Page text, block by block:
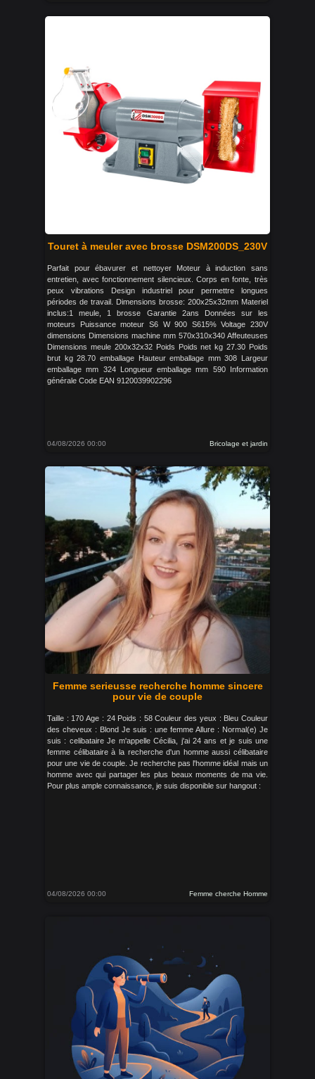
Touret à meuler avec brosse DSM200DS_230V
Parfait pour ébavurer et nettoyer Moteur à induction sans
entretien, avec fonctionnement silencieux. Corps en fonte, très
peux vibrations Design industriel pour permettre longues
périodes de travail. Dimensions brosse: 200x25x32mm Materiel
inclus:1 meule, 1 brosse Garantie 2ans Données sur les
moteurs Puissance moteur S6 W 900 S615% Voltage 230V
dimensions Dimensions machine mm 570x310x340 Affeuteuses
Dimensions meule 200x32x32 Poids Poids net kg 27.30 Poids
brut kg 28.70 emballage Hauteur emballage mm 308 Largeur
emballage mm 324 Longueur emballage mm 590 Information
générale Code EAN 9120039902296
04/08/2026 00:00 Bricolage et jardin
Femme serieusse recherche homme sincere
pour vie de couple
Taille : 170 Age : 24 Poids : 58 Couleur des yeux : Bleu Couleur
des cheveux : Blond Je suis : une femme Allure : Normal(e) Je
suis : celibataire Je m'appelle Cécilia, j'ai 24 ans et je suis une
femme célibataire à la recherche d'un homme aussi célibataire
pour une vie de couple. Je recherche pas l'homme idéal mais un
homme avec qui partager les plus beaux moments de ma vie.
Pour plus ample connaissance, je suis disponible sur hangout :
04/08/2026 00:00 Femme cherche Homme